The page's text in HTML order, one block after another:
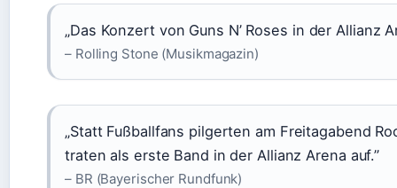
„Das Konzert von Guns N’ Roses in der Allianz
– Rolling Stone (Musikmagazin)
„Statt Fußballfans pilgerten am Freitagabend
traten als erste Band in der Allianz Arena auf.”
– BR (Bayerischer Rundfunk)